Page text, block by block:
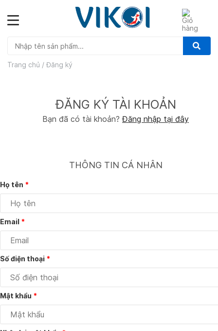
content
Trang chủ / Đăng ký
ĐĂNG KÝ TÀI KHOẢN
Bạn đã có tài khoản?Đăng nhập tại đây
THÔNG TIN CÁ NHÂN
Họ tên *
Email *
Số điện thoại *
Mật khẩu *